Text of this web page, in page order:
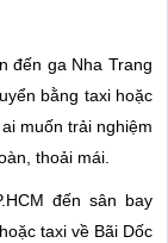
đến ga Nha Trang
bằng taxi hoặc
muốn trải nghiệm
thoải mái.
đến sân bay
taxi về Bãi Dốc